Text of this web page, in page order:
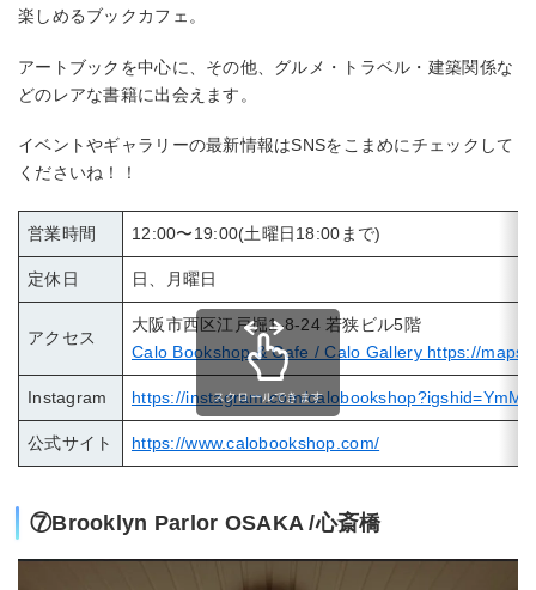
楽しめるブックカフェ。
アートブックを中心に、その他、グルメ・トラベル・建築関係な
どのレアな書籍に出会えます。
イベントやギャラリーの最新情報はSNSをこまめにチェックして
くださいね！！
営業時間 12:00〜19:00(土曜日18:00まで)
定休日 日、月曜日
アクセス
大阪市西区江戸堀1-8-24 若狭ビル5階
Calo Bookshop & Cafe / Calo Gallery https://
Instagram https://instagram.com/
公式サイト https://www.calobookshop.com/
スクロールできます
⑦Brooklyn Parlor OSAKA /心斎橋